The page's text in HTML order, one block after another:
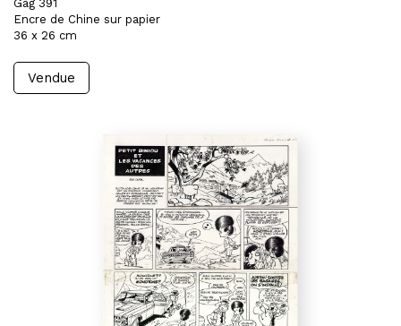
Gag 391
Encre de Chine sur papier
36 x 26 cm
Vendue